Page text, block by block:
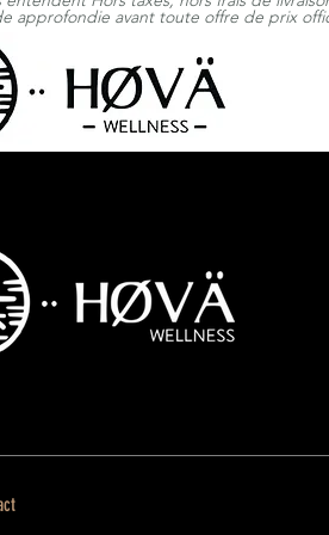
approfondie avant toute offre de prix